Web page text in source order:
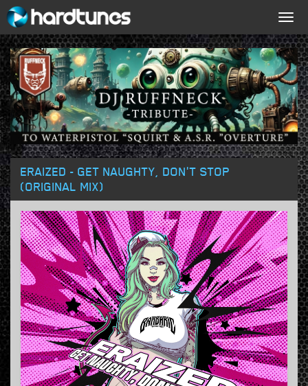
ERAIZED - GET NAUGHTY, DON'T STOP
(ORIGINAL MIX)